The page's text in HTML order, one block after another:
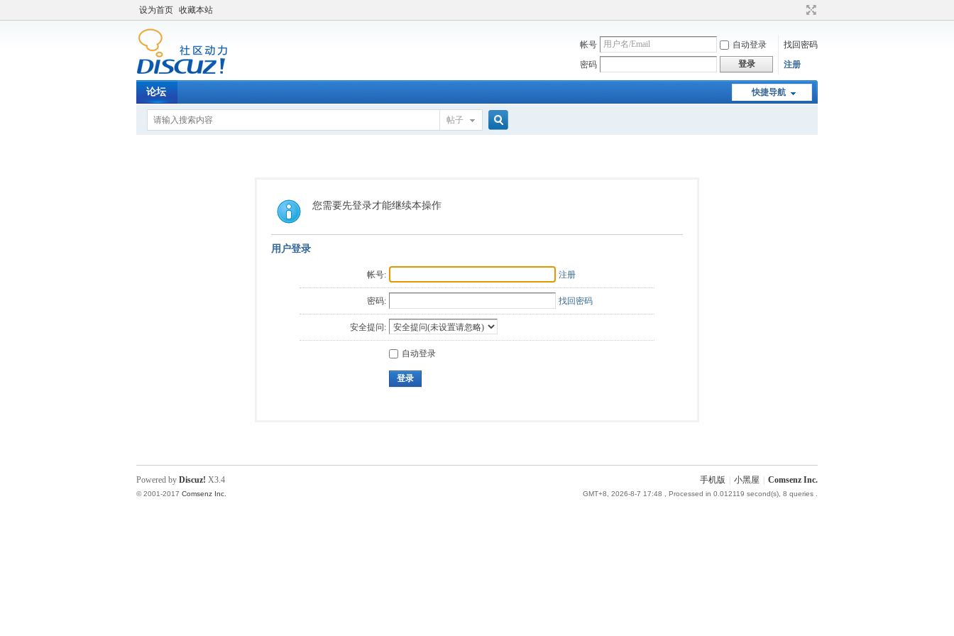
设为首页 收藏本站
帐号 自动登录
找回密码
密码
登录 注册
快捷导航
论坛
帖子
您需要先登录才能继续本操作
用户登录
帐号: 注册
密码: 找回密码
安全提问:
自动登录
登录
手机版 小黑屋 Comsenz Inc.
GMT+8, 2026-8-7 17:48 , Processed in 0.012119 second(s), 8 queries .
Powered by Discuz! X3.4
© 2001-2017 Comsenz Inc.